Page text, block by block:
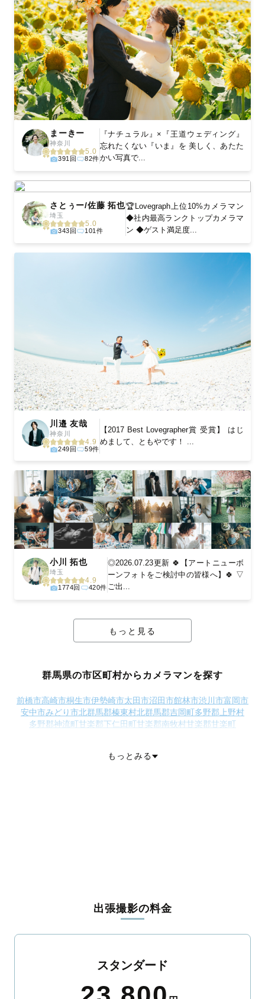
撮影後は、独自の編集技術で写真の明るさや色合いを丁寧に調
整。自然な雰囲気を残しつつも、おしゃれで洗練された仕上がり
に。きっと「こんな写真を撮ってほしかった！」と思える一枚に
出会えます。まずは、ラブグラフの撮影事例をご覧ください。
まーきー
神奈川
5.0
391回 82件
『ナチュラル』×『王道ウェディング』
忘れたくない『いま』を 美しく、あたた
かい写真で...
さとぅー/佐藤 拓也
埼玉
5.0
343回 101件
🏆Lovegraph上位10%カメラマン
◆社内最高ランクトップカメラマ
ン ◆ゲスト満足度...
川邉 友哉
神奈川
4.9
249回 59件
【2017 Best Lovegrapher賞 受賞】 はじ
めまして、ともやです！ ...
小川 拓也
埼玉
4.9
1774回 420件
◎2026.07.23更新 🍀【アートニューボ
ーンフォトをご検討中の皆様へ】🍀 ▽
ご出...
もっと見る
群馬県の市区町村からカメラマンを探す
前橋市高崎市桐生市伊勢崎市太田市沼田市館林市渋川市富岡市
安中市みどり市北群馬郡榛東村北群馬郡吉岡町多野郡上野村
多野郡神流町甘楽郡下仁田町甘楽郡南牧村甘楽郡甘楽町
利根郡みなかみ町佐波郡玉村町
もっとみる
出張撮影の料金
スタンダード